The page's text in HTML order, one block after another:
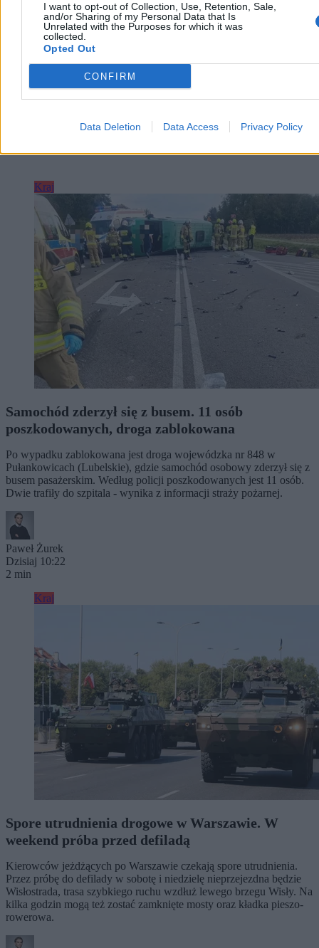
I want to opt-out of Collection, Use, Retention, Sale,
and/or Sharing of my Personal Data that Is
Unrelated with the Purposes for which it was
collected.
Opted Out
CONFIRM
Data Deletion Data Access Privacy Policy
Kraj
Samochód zderzył się z busem. 11 osób
poszkodowanych, droga zablokowana
Po wypadku zablokowana jest droga wojewódzka nr 848 w
Pułankowicach (Lubelskie), gdzie samochód osobowy zderzył się z
busem pasażerskim. Według policji poszkodowanych jest 11 osób.
Dwie trafiły do szpitala - wynika z informacji straży pożarnej.
Paweł Żurek
Dzisiaj 10:22
2 min
Kraj
Spore utrudnienia drogowe w Warszawie. W
weekend próba przed defiladą
Kierowców jeżdżących po Warszawie czekają spore utrudnienia.
Przez próbę do defilady w sobotę i niedzielę nieprzejezdna będzie
Wisłostrada, trasa szybkiego ruchu wzdłuż lewego brzegu Wisły. Na
kilka godzin mogą też zostać zamknięte mosty oraz kładka pieszo-
rowerowa.